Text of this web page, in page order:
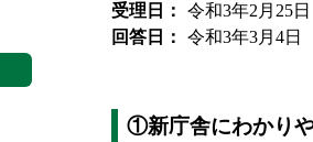
受理日：
令和3年2月25日
回答日：
令和3年3月4日
①新庁舎にわかり